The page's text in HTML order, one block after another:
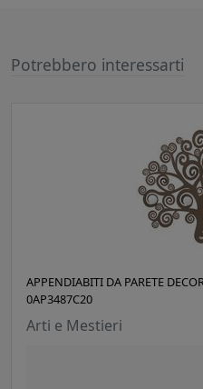
Potrebbero interessarti
APPENDIABITI DA PARETE
0AP3487C20
Arti e Mestieri